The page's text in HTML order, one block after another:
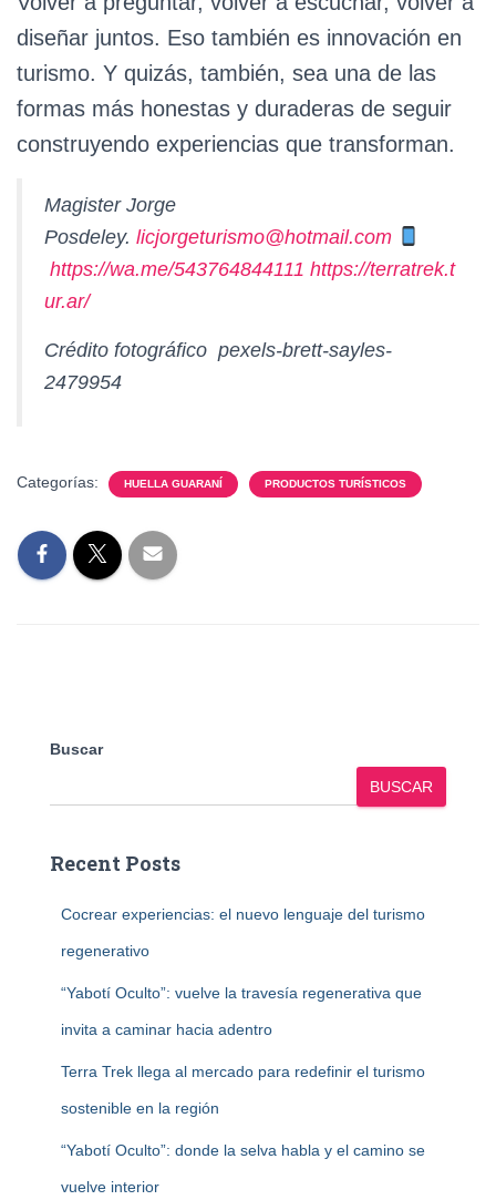
diseñar juntos. Eso también es innovación en
turismo. Y quizás, también, sea una de las
formas más honestas y duraderas de seguir
construyendo experiencias que transforman.
Magister Jorge
Posdeley. licjorgeturismo@hotmail.com
https://wa.me/543764844111 https://terratrek.t
ur.ar/
Crédito fotográfico pexels-brett-sayles-
2479954
Categorías: HUELLA GUARANÍ PRODUCTOS TURÍSTICOS
Buscar
BUSCAR
Recent Posts
Cocrear experiencias: el nuevo lenguaje del turismo
regenerativo
“Yabotí Oculto”: vuelve la travesía regenerativa que
invita a caminar hacia adentro
Terra Trek llega al mercado para redefinir el turismo
sostenible en la región
“Yabotí Oculto”: donde la selva habla y el camino se
vuelve interior